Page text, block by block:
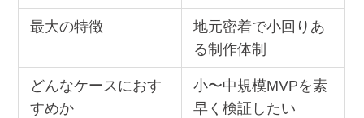
最大の特徴
地元密着で小回りあ
る制作体制
どんなケースにおす
すめか
小〜中規模MVPを素
早く検証したい